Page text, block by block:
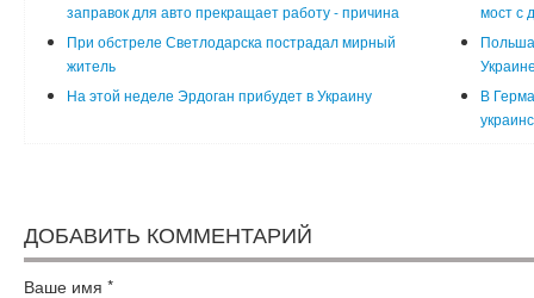
заправок для авто прекращает работу - причина
мост с
При обстреле Светлодарска пострадал мирный
житель
На этой неделе Эрдоган прибудет в Украину
В
ДОБАВИТЬ КОММЕНТАРИЙ
Ваше имя *